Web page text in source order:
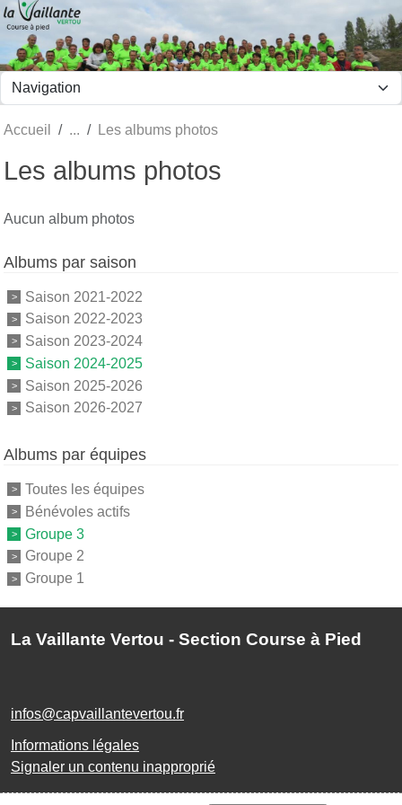
Accueil Les albums photos
Les albums photos
Aucun album photos
Albums par saison
Saison 2021-2022
Saison 2022-2023
Saison 2023-2024
Saison 2024-2025
Saison 2025-2026
Saison 2026-2027
Albums par équipes
Toutes les équipes
Bénévoles actifs
Groupe 3
Groupe 2
Groupe 1
La Vaillante Vertou - Section Course à Pied
infos@capvaillantevertou.fr
Informations légales
Signaler un contenu inapproprié
Panneau de gestion des cookies